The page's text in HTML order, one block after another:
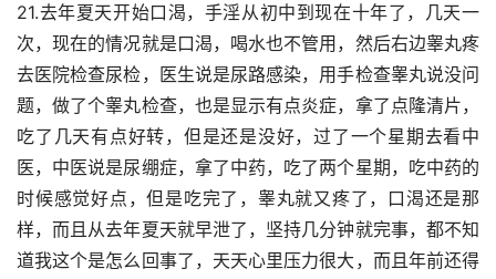
21.去年夏天开始口渴，手淫从初中到现在十年了，几天一
次，现在的情况就是口渴，喝水也不管用，然后右边睾丸疼
去医院检查尿检，医生说是尿路感染，用手检查睾丸说没问
题，做了个睾丸检查，也是显示有点炎症，拿了点隆清片，
吃了几天有点好转，但是还是没好，过了一个星期去看中
医，中医说是尿绷症，拿了中药，吃了两个星期，吃中药的
时候感觉好点，但是吃完了，睾丸就又疼了，口渴还是那
样，而且从去年夏天就早泄了，坚持几分钟就完事，都不知
道我这个是怎么回事了，天天心里压力很大，而且年前还得